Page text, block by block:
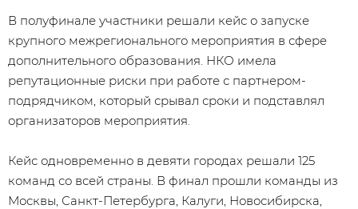
В полуфинале участники решали кейс о запуске
крупного межрегионального мероприятия в сфере
дополнительного образования. НКО имела
репутационные риски при работе с партнером-
подрядчиком, который срывал сроки и подставлял
организаторов мероприятия.
Кейс одновременно в девяти городах решали 125
команд со всей страны. В финал прошли команды из
Москвы, Санкт-Петербурга, Калуги, Новосибирска,